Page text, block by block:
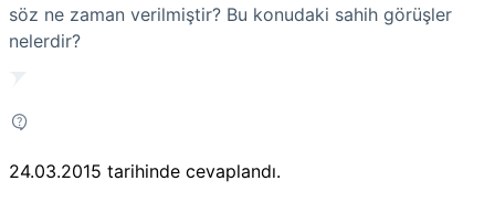
söz ne zaman verilmiştir? Bu konudaki sahih görüşler
nelerdir?
24.03.2015 tarihinde cevaplandı.